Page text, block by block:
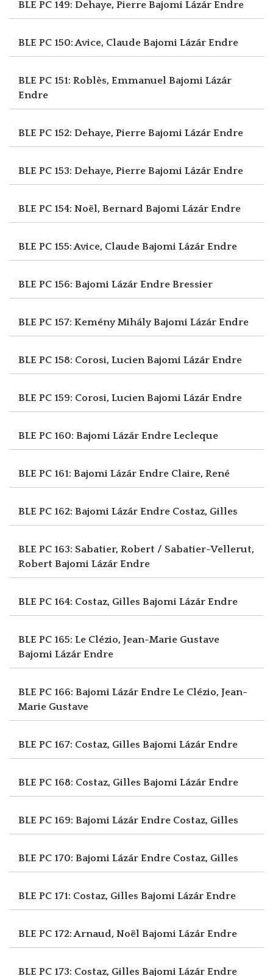
BLE PC 149: Dehaye, Pierre Bajomi Lázár Endre
BLE PC 150: Avice, Claude Bajomi Lázár Endre
BLE PC 151: Roblès, Emmanuel Bajomi Lázár
Endre
BLE PC 152: Dehaye, Pierre Bajomi Lázár Endre
BLE PC 153: Dehaye, Pierre Bajomi Lázár Endre
BLE PC 154: Noël, Bernard Bajomi Lázár Endre
BLE PC 155: Avice, Claude Bajomi Lázár Endre
BLE PC 156: Bajomi Lázár Endre Bressier
BLE PC 157: Kemény MihályBajomi Lázár Endre
BLE PC 158: Corosi, LucienBajomi Lázár Endre
BLE PC 159: Corosi, LucienBajomi Lázár Endre
BLE PC 160: Bajomi Lázár Endre Lecleque
BLE PC 161: Bajomi Lázár Endre Claire, René
BLE PC 162: Bajomi Lázár Endre Costaz, Gilles
BLE PC 163: Sabatier, Robert / Sabatier-Vellerut,
Robert Bajomi Lázár Endre
BLE PC 164: Costaz, Gilles Bajomi Lázár Endre
BLE PC 165: Le Clézio, Jean-Marie Gustave
Bajomi Lázár Endre
BLE PC 166: Bajomi Lázár Endre Le Clézio, Jean-
Marie Gustave
BLE PC 167: Costaz, Gilles Bajomi Lázár Endre
BLE PC 168: Costaz, Gilles Bajomi Lázár Endre
BLE PC 169: Bajomi Lázár Endre Costaz, Gilles
BLE PC 170: Bajomi Lázár Endre Costaz, Gilles
BLE PC 171: Costaz, Gilles Bajomi Lázár Endre
BLE PC 172: Arnaud, Noël Bajomi Lázár Endre
BLE PC 173: Costaz, Gilles Bajomi Lázár Endre